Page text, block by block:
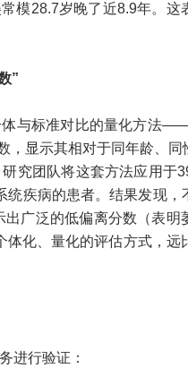
模28.7岁晚了近8.9年。这
”
与标准对比的量化方法
，显示其相对于同年龄、同
究团队将这套方法应用于
疾病的患者。结果发现，
广泛的低偏离分数（表明
化、量化的评估方式，远
进行验证：